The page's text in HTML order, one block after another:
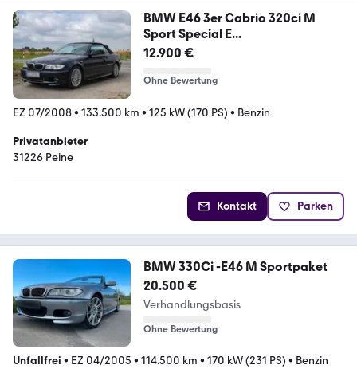
BMW E46 3er Cabrio 320ci M
Sport Special E...
12.900 €
Ohne Bewertung
EZ 07/2008• 133.500 km • 125 kW (170 PS) • Benzin
Privatanbieter
31226 Peine
Kontakt Parken
BMW 330Ci -E46 M Sportpaket
20.500 €
Verhandlungsbasis
Ohne Bewertung
Unfallfrei • EZ 04/2005 • 114.500 km • 170 kW (231 PS) • Benzin